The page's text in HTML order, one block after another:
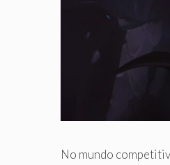
No mundo